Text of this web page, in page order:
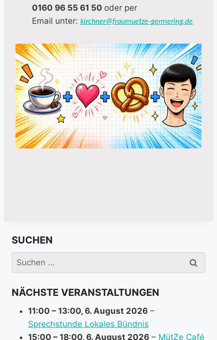
0160 96 55 61 50 oder per
Email unter: kirchner@fraumuetze-germering.de
SUCHEN
Suchen
nach:
NÄCHSTE VERANSTALTUNGEN
11:00 – 13:00, 6. August 2026 –
Sprechstunde Lokales Bündnis
15:00 – 18:00, 6. August 2026 – MütZe Café